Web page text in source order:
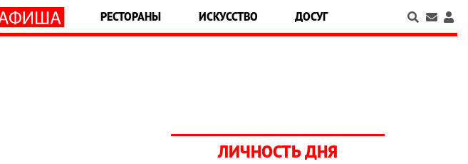
РЕСТОРАНЫ ИСКУССТВО ДОСУГ
ЛИЧНОСТЬ ДНЯ